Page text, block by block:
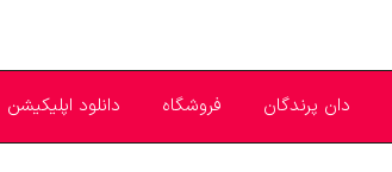
دان پرندگان فروشگاه دانلود اپلیکیشن